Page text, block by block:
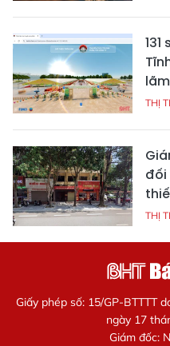
THỊ
đối
THỊ
Giấy phép số: 15/GP-BTTTT
ngày 17
Giám đốc: